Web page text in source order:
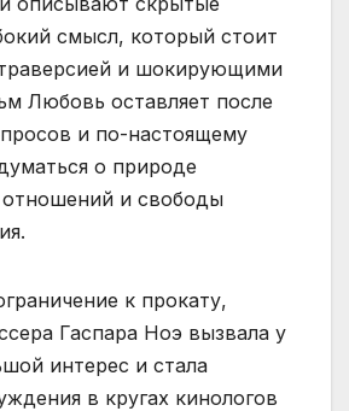
смысл, который стоит
и шокирующими
Любовь оставляет после
и по-настоящему
о природе
отношений и свободы
к прокату,
Гаспара Ноэ вызвала у
интерес и стала
в кругах кинологов